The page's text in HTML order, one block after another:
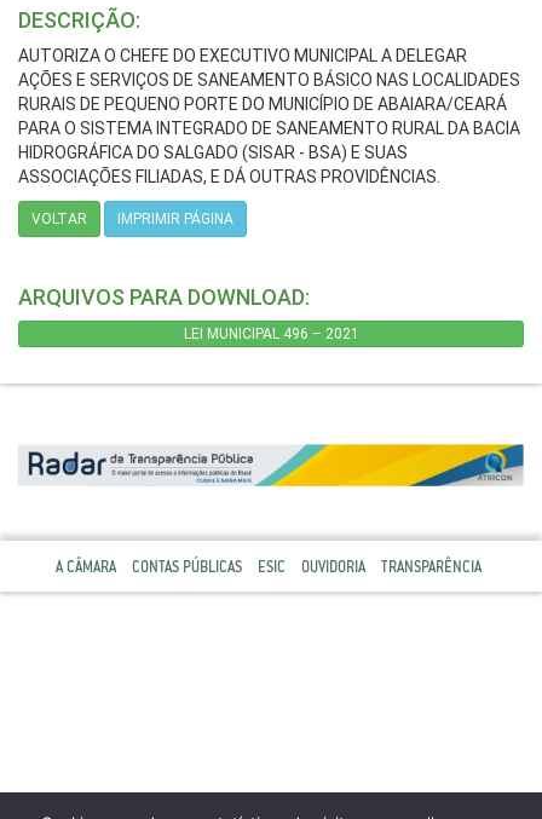
DESCRIÇÃO:
AUTORIZA O CHEFE DO EXECUTIVO MUNICIPAL A DELEGAR
AÇÕES E SERVIÇOS DE SANEAMENTO BÁSICO NAS LOCALIDADES
RURAIS DE PEQUENO PORTE DO MUNICÍPIO DE ABAIARA/CEARÁ
PARA O SISTEMA INTEGRADO DE SANEAMENTO RURAL DA BACIA
HIDROGRÁFICA DO SALGADO (SISAR - BSA) E SUAS
ASSOCIAÇÕES FILIADAS, E DÁ OUTRAS PROVIDÊNCIAS.
VOLTAR IMPRIMIR PÁGINA
ARQUIVOS PARA DOWNLOAD:
LEI MUNICIPAL 496 – 2021
A CÂMARA CONTAS PÚBLICAS ESIC OUVIDORIA TRANSPARÊNCIA